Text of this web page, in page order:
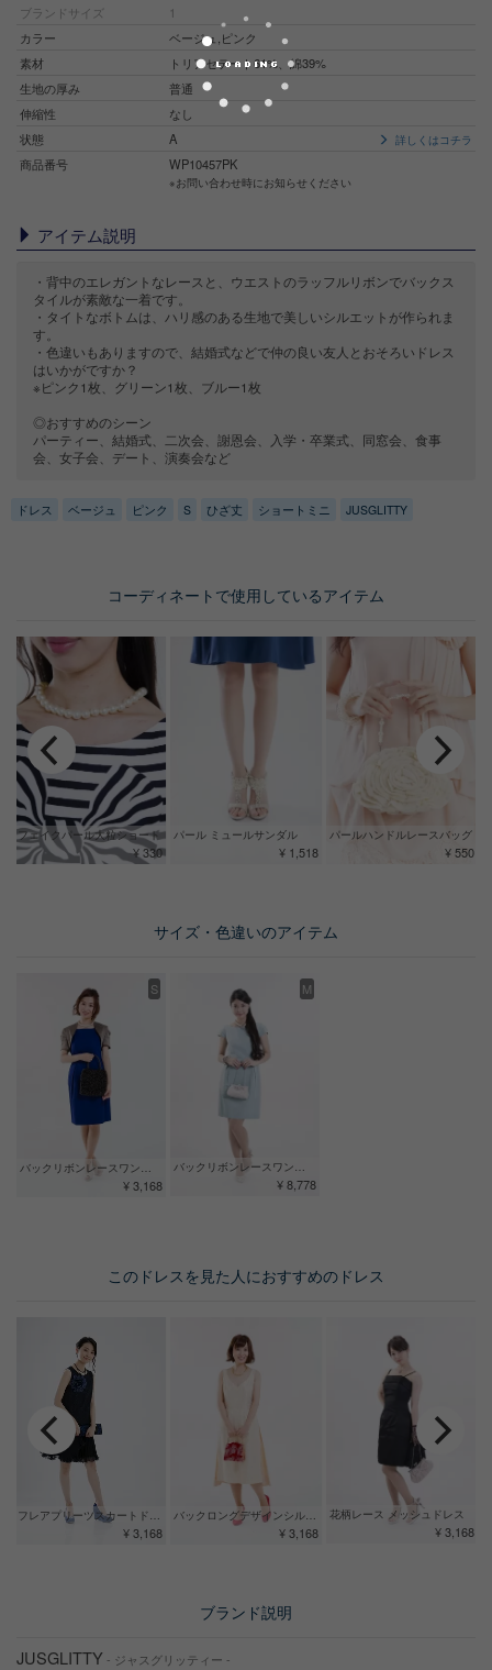
ブランドサイズ
1
カラー
ベージュ,ピンク
素材
トリアセテート61%、綿39%
生地の厚み
普通
伸縮性
なし
状態
A 詳しくはコチラ
商品番号 WP10457PK
※お問い合わせ時にお知らせください
アイテム説明
・背中のエレガントなレースと、ウエストのラッフルリボンでバックス
タイルが素敵な一着です。
・タイトなボトムは、ハリ感のある生地で美しいシルエットが作られま
す。
・色違いもありますので、結婚式などで仲の良い友人とおそろいドレス
はいかがですか？
※ピンク1枚、グリーン1枚、ブルー1枚
◎おすすめのシーン
パーティー、結婚式、二次会、謝恩会、入学・卒業式、同窓会、食事
会、女子会、デート、演奏会など
ドレス ベージュ ピンク S ひざ丈 ショートミニ JUSGLITTY
コーディネートで使用しているアイテム
パール ミュールサンダル
¥ 1,518
パールハンドルレースバッグ
¥ 550
フェイクパール大粒ショート
¥ 330
サイズ・色違いのアイテム
¥ 3,168
S
バックリボンレースワンピース グリーン
¥ 8,778
M
このドレスを見た人におすすめのドレス
¥ 3,168
花柄レース メッシュドレス
¥ 3,168
フレアプリーツスカートドレス ネイビー
¥ 3,168
ブランド説明
JUSGLITTY - ジャスグリッティー -